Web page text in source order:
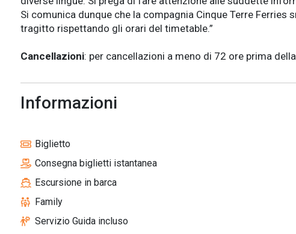
Si comunica dunque che la compagnia Cinque Terre
tragitto rispettando gli orari del timetable.”
Cancellazioni: per cancellazioni a meno di 72 ore prima
Informazioni
Biglietto
Consegna biglietti istantanea
Escursione in barca
Family
Servizio Guida incluso